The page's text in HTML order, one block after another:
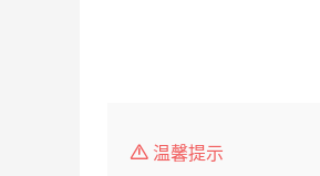
温馨提示